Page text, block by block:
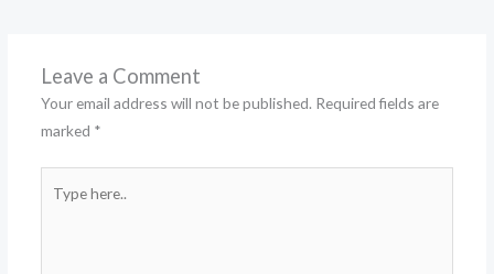
Leave a Comment
Your email address will not be published. Required fields are
marked *
here..